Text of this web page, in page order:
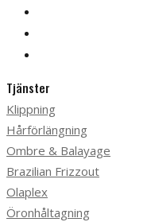
Tjänster
Klippning
Hårförlängning
Ombre & Balayage
Brazilian Frizzout
Olaplex
Öronhåltagning